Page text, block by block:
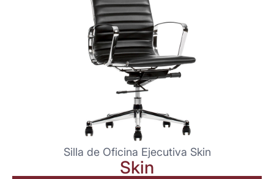
Silla de Oficina Ejecutiva Skin
Skin